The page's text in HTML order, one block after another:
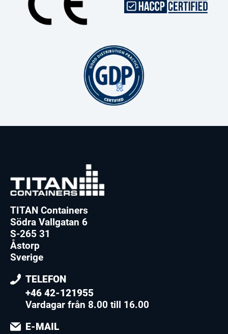
TITAN Containers
Södra Vallgatan 6
S-265 31
Åstorp
Sverige
TELEFON
+46 42-121955
Vardagar från 8.00 till 16.00
E-MAIL